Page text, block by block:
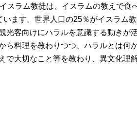
スラム教徒は、イスラムの教えで食
ます。世界人口の25％がイスラム
客向けにハラルを意識する動きが
料理を教わりつつ、ハラルとは何
で大切なこと等を教わり、異文化理